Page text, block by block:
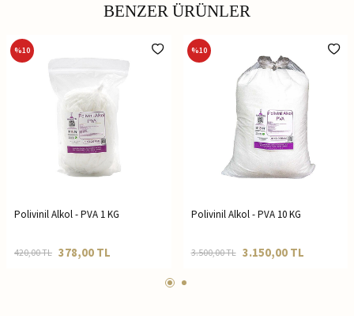
BENZER ÜRÜNLER
%10
Polivinil Alkol - PVA 1 KG
420,00TL 378,00 TL
%10
Polivinil Alkol - PVA 10 KG
3.500,00TL 3.150,00TL